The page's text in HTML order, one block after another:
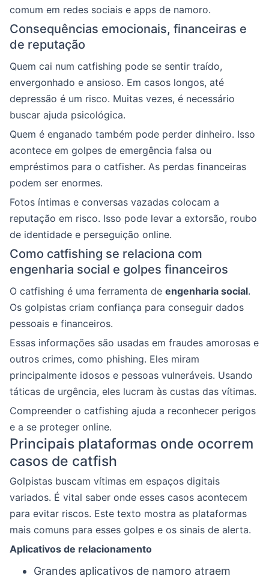
comum em redes sociais e apps de namoro.
Consequências emocionais, financeiras e
de reputação
Quem cai num catfishing pode se sentir traído,
envergonhado e ansioso. Em casos longos, até
depressão é um risco. Muitas vezes, é necessário
buscar ajuda psicológica.
Quem é enganado também pode perder dinheiro. Isso
acontece em golpes de emergência falsa ou
empréstimos para o catfisher. As perdas financeiras
podem ser enormes.
Fotos íntimas e conversas vazadas colocam a
reputação em risco. Isso pode levar a extorsão, roubo
de identidade e perseguição online.
Como catfishing se relaciona com
engenharia social e golpes financeiros
O catfishing é uma ferramenta de engenharia social.
Os golpistas criam confiança para conseguir dados
pessoais e financeiros.
Essas informações são usadas em fraudes amorosas e
outros crimes, como phishing. Eles miram
principalmente idosos e pessoas vulneráveis. Usando
táticas de urgência, eles lucram às custas das vítimas.
Compreender o catfishing ajuda a reconhecer perigos
e a se proteger online.
Principais plataformas onde ocorrem
casos de catfish
Golpistas buscam vítimas em espaços digitais
variados. É vital saber onde esses casos acontecem
para evitar riscos. Este texto mostra as plataformas
mais comuns para esses golpes e os sinais de alerta.
Aplicativos de relacionamento
Grandes aplicativos de namoro atraem